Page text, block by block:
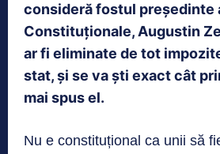
consideră fostul președinte
Constituționale, Augustin
ar fi eliminate de tot
stat, și se va ști exact cât
mai spus el.
Nu e constituțional ca unii să